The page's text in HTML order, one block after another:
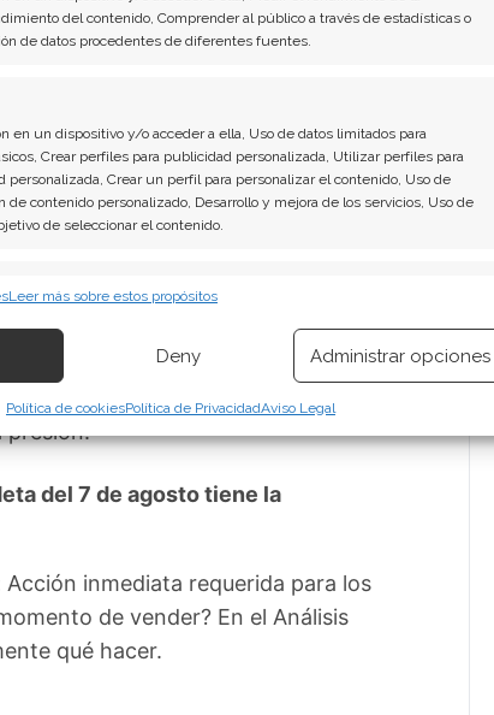
del contenido, Comprender al público a través de estadísticas o
de datos procedentes de diferentes fuentes.
en un dispositivo y/o acceder a ella, Uso de datos limitados para
Crear perfiles para publicidad personalizada, Utilizar perfiles para
personalizada, Crear un perfil para personalizar el contenido, Uso de
de contenido personalizado, Desarrollo y mejora de los servicios, Uso de
de seleccionar el contenido.
forma automática.
evitar y detectar fraudes, y eliminar
publicidad y contenido, Guardar y
Siempre activo
Leer más sobre estos propósitos
Deny Administrar opciones
Política de cookiesPolítica de PrivacidadAviso Legal
interpretarse como una señal
positivo. Firmas
sus recomendaciones de
los analistas se sitúa en torno a
de revalorización frente al nivel
se juzgará solo por el beneficio,
de la IA. Si la guía oficial
retorno tangible a la vista, la
presión.
del 7 de agosto tiene la
inmediata requerida para los
de vender? En el Análisis
qué hacer.